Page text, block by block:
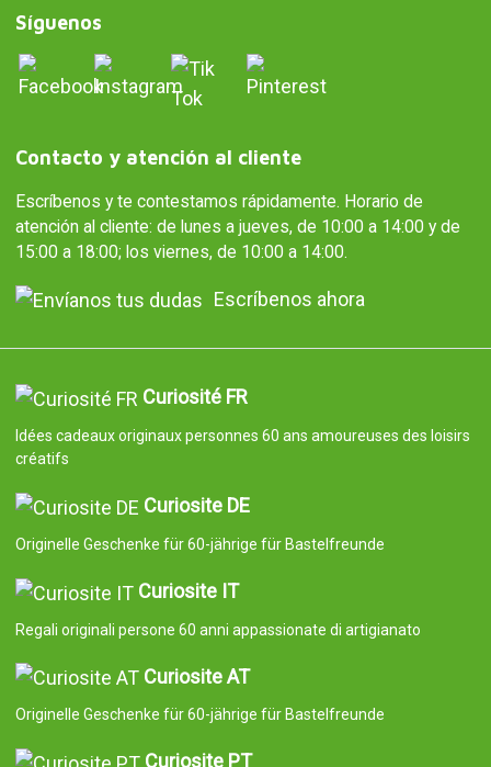
Síguenos
Contacto y atención al cliente
Escríbenos y te contestamos rápidamente. Horario de
atención al cliente: de lunes a jueves, de 10:00 a 14:00 y de
15:00 a 18:00; los viernes, de 10:00 a 14:00.
Escríbenos ahora
Curiosité FR
Idées cadeaux originaux personnes 60 ans amoureuses des loisirs
créatifs
Curiosite DE
Originelle Geschenke für 60-jährige für Bastelfreunde
Curiosite IT
Regali originali persone 60 anni appassionate di artigianato
Curiosite AT
Originelle Geschenke für 60-jährige für Bastelfreunde
Curiosite PT